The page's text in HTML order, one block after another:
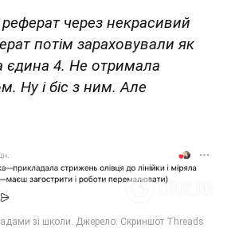
через некрасивий
потім зараховували як
єдина 4. Не отримала
Ну і біс з ним. Але